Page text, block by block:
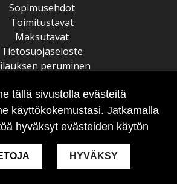
Sopimusehdot
Toimitustavat
Maksutavat
Tietosuojaseloste
peruminen
tällä sivustolla evästeitä
käyttökokemustasi. Jatkamalla
hyväksyt evästeiden käytön
HYVÄKSY